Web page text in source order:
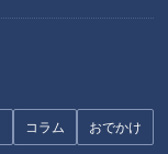
コラム おでかけ
ビ
いその彼とは、中日